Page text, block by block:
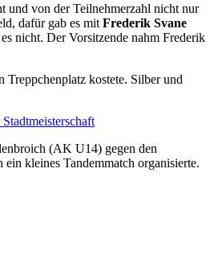
und von der Teilnehmerzahl nicht nur
dafür gab es mit Frederik Svane
nicht. Der Vorsitzende nahm Frederik
kostete. Silber und
(AK U14) gegen den
kleines Tandemmatch organisierte.